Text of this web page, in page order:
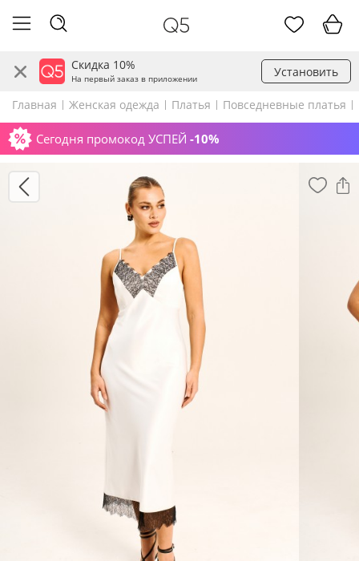
Скидка 10%
На первый заказ в приложении Установить
Главная Женская одежда Платья Повседневные платья
Сегодня промокод УСПЕЙ -10%